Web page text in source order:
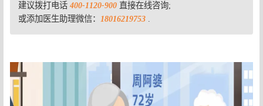
建议拨打电话400-1120-900 直接在线咨询;
或添加医生助理微信：18016219753 .